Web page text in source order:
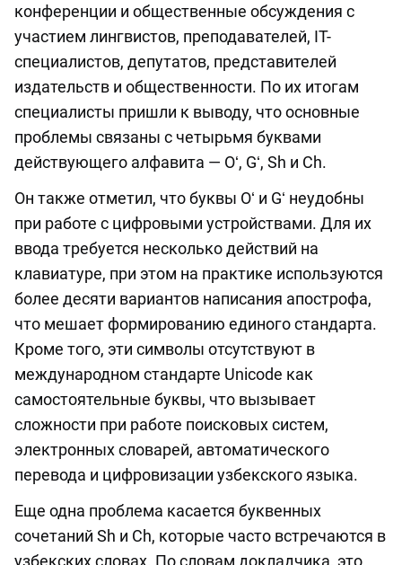
конференции и общественные обсуждения с
участием лингвистов, преподавателей, IT-
специалистов, депутатов, представителей
издательств и общественности. По их итогам
специалисты пришли к выводу, что основные
проблемы связаны с четырьмя буквами
действующего алфавита — Oʻ, Gʻ, Sh и Ch.
Он также отметил, что буквы Oʻ и Gʻ неудобны
при работе с цифровыми устройствами. Для их
ввода требуется несколько действий на
клавиатуре, при этом на практике используются
более десяти вариантов написания апострофа,
что мешает формированию единого стандарта.
Кроме того, эти символы отсутствуют в
международном стандарте Unicode как
самостоятельные буквы, что вызывает
сложности при работе поисковых систем,
электронных словарей, автоматического
перевода и цифровизации узбекского языка.
Еще одна проблема касается буквенных
сочетаний Sh и Ch, которые часто встречаются в
узбекских словах. По словам докладчика, это